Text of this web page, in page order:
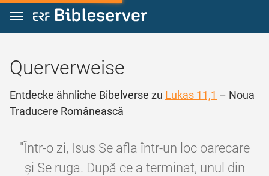
Zum Inhalt springen
Querverweise
Entdecke ähnliche Bibelverse zu Lukas 11,1 – Noua
Traducere Românească
"Într‑o zi, Isus Se afla într‑un loc oarecare
și Se ruga. După ce a terminat, unul din